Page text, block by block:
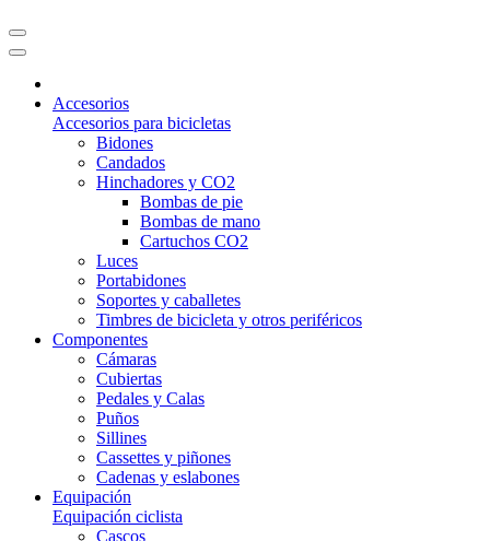
Accesorios
Accesorios para bicicletas
Bidones
Candados
Hinchadores y CO2
Bombas de pie
Bombas de mano
Cartuchos CO2
Luces
Portabidones
Soportes y caballetes
Timbres de bicicleta y otros periféricos
Componentes
Cámaras
Cubiertas
Pedales y Calas
Puños
Sillines
Cassettes y piñones
Cadenas y eslabones
Equipación
Equipación ciclista
Cascos